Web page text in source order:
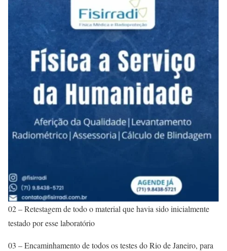
02 – Retestagem de todo o material que havia sido inicialmente
testado por esse laboratório
03 – Encaminhamento de todos os testes do Rio de Janeiro, para